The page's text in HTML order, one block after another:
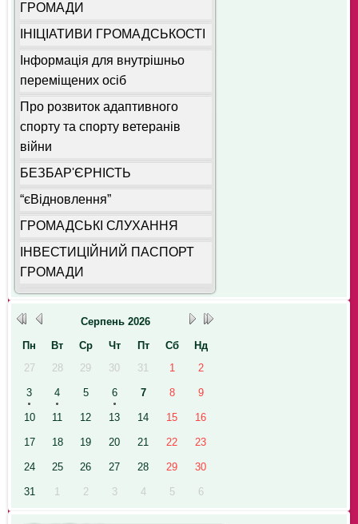
ГРОМАДИ
ІНІЦІАТИВИ ГРОМАДСЬКОСТІ
Інформація для внутрішньо
переміщених осіб
Про розвиток адаптивного
спорту та спорту ветеранів
війни
БЕЗБАР'ЄРНІСТЬ
“єВідновлення”
ГРОМАДСЬКІ СЛУХАННЯ
ІНВЕСТИЦІЙНИЙ ПАСПОРТ
ГРОМАДИ
Серпень 2026
Пн
Вт Ср Чт Пт Сб
Нд
27
28 29 30 31 1 2
3 4 5 6 7 8 9
10 11 12 13 14 15 16
17 18 19 20 21 22 23
24 25 26 27 28 29 30
31 1 2 3 4 5 6